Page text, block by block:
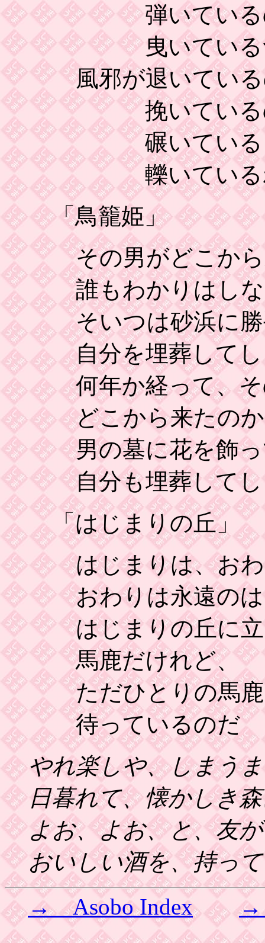
弾いている
曳いている
風邪が退いてい
挽いている
碾いている
轢いている
「鳥籠姫」
その男がどこか
誰もわかりはし
そいつは砂浜に
自分を埋葬して
何年か経って、
どこから来たの
男の墓に花を飾
自分も埋葬して
「はじまりの丘」
はじまりは、お
おわりは永遠の
はじまりの丘に
馬鹿だけれど、
ただひとりの馬
待っているのだ
やれ楽しや、しまうま
日暮れて、懐かしき
よお、よお、と、友
おいしい酒を、持っ
→ Asobo Index
→